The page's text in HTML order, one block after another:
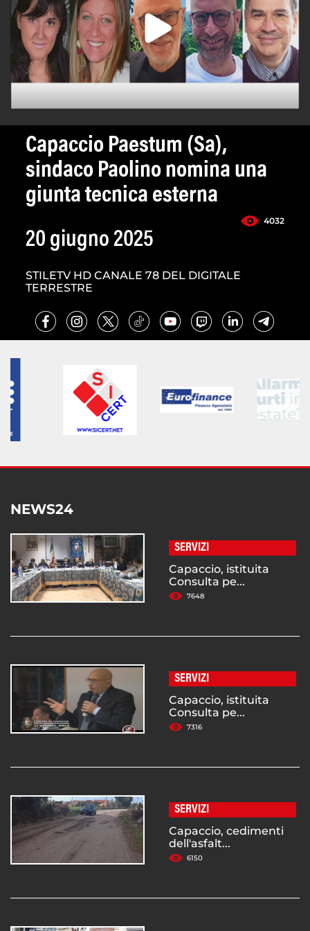
Capaccio Paestum (Sa),
sindaco Paolino nomina una
giunta tecnica esterna
4032
20 giugno 2025
STILETV HD CANALE 78 DEL DIGITALE
TERRESTRE
NEWS24
SERVIZI
Capaccio, istituita
Consulta pe...
7648
SERVIZI
Capaccio, istituita
Consulta pe...
7316
SERVIZI
Capaccio, cedimenti
dell'asfalt...
6150